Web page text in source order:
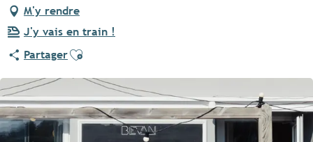
M'y rendre
J'y vais en train !
PartagerAjouter aux favoris